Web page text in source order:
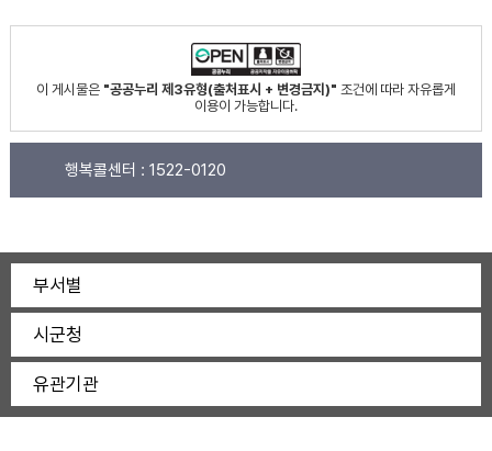
이 게시물은 "공공누리 제3유형(출처표시 + 변경금지)" 조건에 따라 자유롭게
이용이 가능합니다.
행복콜센터 : 1522-0120
부서별
시군청
유관기관